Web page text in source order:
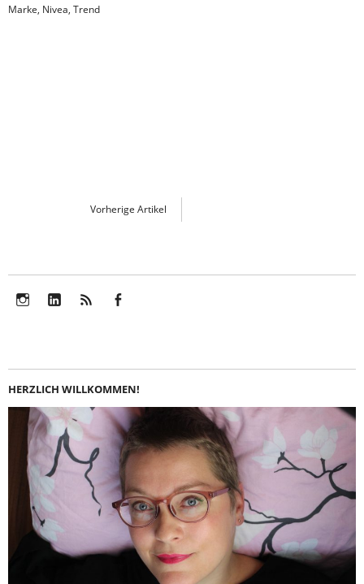
Marke, Nivea, Trend
Vorherige Artikel
HERZLICH WILLKOMMEN!